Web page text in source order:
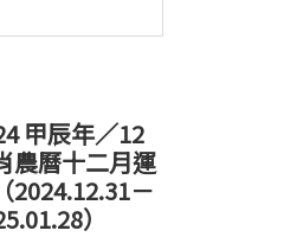
甲辰年／12
農曆十二月運
2024.12.31－
）